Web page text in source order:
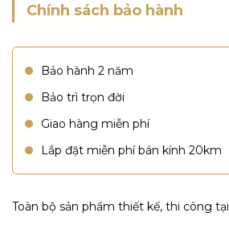
Chính sách bảo hành
Bảo hành 2 năm
Bảo trì trọn đời
Giao hàng miễn phí
Lắp đặt miễn phí bán kính 20km
Toàn bộ sản phẩm thiết kế, thi công tại